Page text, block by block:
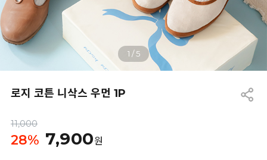
1 /5
로지 코튼 니삭스 우먼 1P
11,000
28% 7,900원